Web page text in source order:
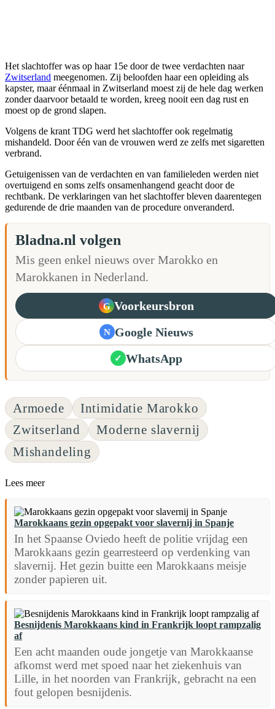
Het slachtoffer was op haar 15e door de twee verdachten naar
Zwitserland meegenomen. Zij beloofden haar een opleiding als
kapster, maar éénmaal in Zwitserland moest zij de hele dag werken
zonder daarvoor betaald te worden, kreeg nooit een dag rust en
moest op de grond slapen.
Volgens de krant TDG werd het slachtoffer ook regelmatig
mishandeld. Door één van de vrouwen werd ze zelfs met sigaretten
verbrand.
Getuigenissen van de verdachten en van familieleden werden niet
overtuigend en soms zelfs onsamenhangend geacht door de
rechtbank. De verklaringen van het slachtoffer bleven daarentegen
gedurende de drie maanden van de procedure onveranderd.
Bladna.nl volgen
Mis geen enkel nieuws over Marokko en
Marokkanen in Nederland.
G Voorkeursbron
N Google Nieuws
✓ WhatsApp
Armoede
Intimidatie Marokko
Zwitserland
Moderne slavernij
Mishandeling
Lees meer
Marokkaans gezin opgepakt voor slavernij in Spanje
In het Spaanse Oviedo heeft de politie vrijdag een
Marokkaans gezin gearresteerd op verdenking van
slavernij. Het gezin buitte een Marokkaans meisje
zonder papieren uit.
Besnijdenis Marokkaans kind in Frankrijk loopt rampzalig
af
Een acht maanden oude jongetje van Marokkaanse
afkomst werd met spoed naar het ziekenhuis van
Lille, in het noorden van Frankrijk, gebracht na een
fout gelopen besnijdenis.